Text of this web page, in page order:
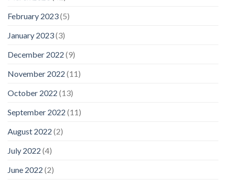
February 2023(5)
January 2023(3)
December 2022 (9)
November 2022 (11)
October 2022 (13)
September 2022 (11)
August 2022 (2)
July 2022 (4)
June 2022 (2)